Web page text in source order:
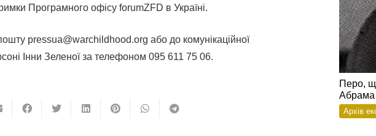
Програмного офісу forumZFD в Україні.
pressua@warchildhood.org або до комунікаційної
Інни Зеленої за телефоном 095 611 75 06.
Перо,
Абрама
Архів